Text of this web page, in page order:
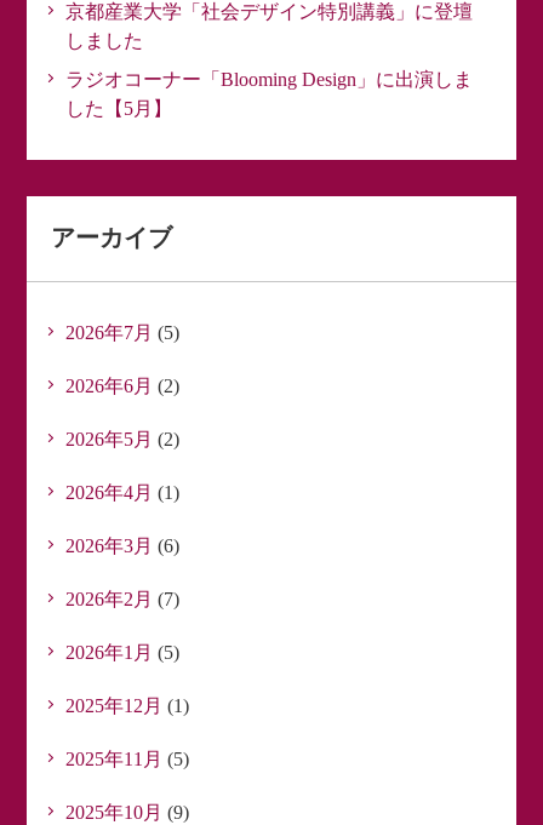
京都産業大学「社会デザイン特別講義」に登壇
しました
ラジオコーナー「Blooming Design」に出演しま
した【5月】
アーカイブ
2026年7月 (5)
2026年6月 (2)
2026年5月 (2)
2026年4月 (1)
2026年3月 (6)
2026年2月 (7)
2026年1月 (5)
2025年12月 (1)
2025年11月 (5)
2025年10月 (9)